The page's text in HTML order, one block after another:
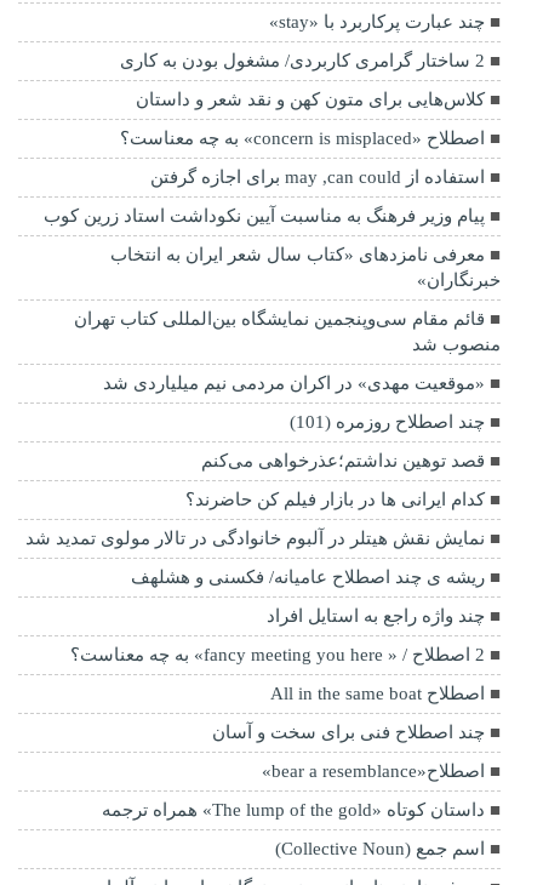
چند عبارت پرکاربرد با «stay»
2 ساختار گرامری کاربردی/ مشغول بودن به کاری
کلاس‌هایی برای متون کهن و نقد شعر و داستان
اصطلاح «concern is misplaced» به چه معناست؟
استفاده از may ,can could برای اجازه گرفتن
پیام وزیر فرهنگ به مناسبت آیین نکوداشت استاد زرین کوب
معرفی نامزدهای «کتاب سال شعر ایران به انتخاب
خبرنگاران»
قائم مقام سی‌وپنجمین نمایشگاه بین‌المللی کتاب تهران
منصوب شد
«موقعیت مهدی» در اکران مردمی نیم میلیاردی شد
چند اصطلاح روزمره (101)
قصد توهین نداشتم؛عذرخواهی می‌کنم
کدام ایرانی ها در بازار فیلم کن حاضرند؟
نمایش نقش هیتلر در آلبوم خانوادگی در تالار مولوی تمدید شد
ریشه ی چند اصطلاح عامیانه/ فکسنی و هشلهف
چند واژه راجع به استایل افراد
2 اصطلاح / « fancy meeting you here» به چه معناست؟
اصطلاح All in the same boat
چند اصطلاح فنی برای سخت و آسان
اصطلاح«bear a resemblance»
داستان کوتاه «The lump of the gold» همراه ترجمه
اسم جمع (Collective Noun)